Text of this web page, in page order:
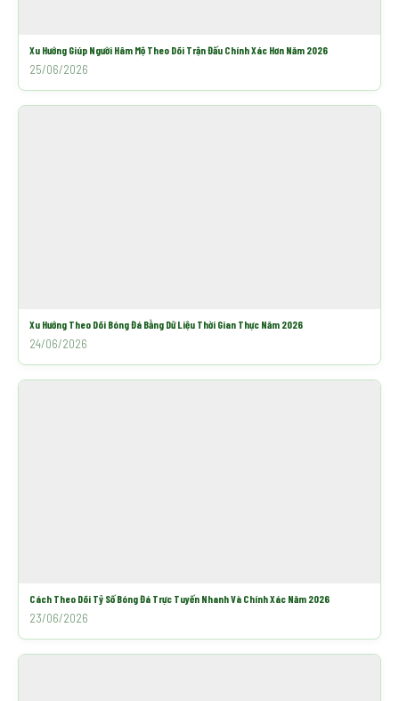
Xu Hướng Giúp Người Hâm Mộ Theo Dõi Trận Đấu Chính Xác Hơn Năm 2026
25/06/2026
Xu Hướng Theo Dõi Bóng Đá Bằng Dữ Liệu Thời Gian Thực Năm 2026
24/06/2026
Cách Theo Dõi Tỷ Số Bóng Đá Trực Tuyến Nhanh Và Chính Xác Năm 2026
23/06/2026